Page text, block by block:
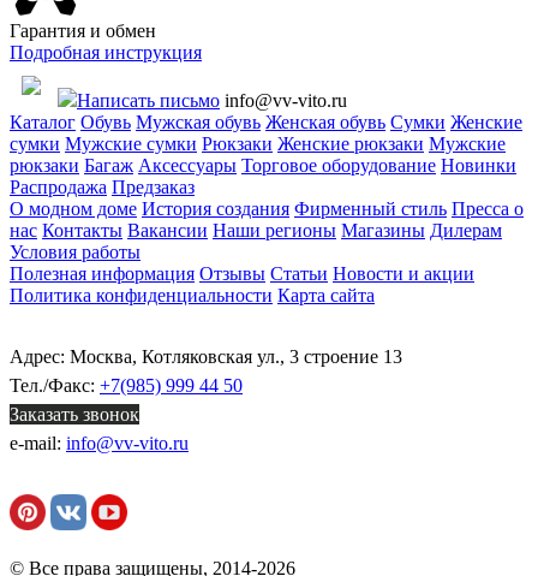
Гарантия и обмен
Подробная инструкция
Написать письмо info@vv-vito.ru
Каталог Обувь Мужская обувь Женская обувь Сумки Женские
сумки Мужские сумки Рюкзаки Женские рюкзаки Мужские
рюкзаки Багаж Аксессуары Торговое оборудование Новинки
Распродажа Предзаказ
О модном доме История создания Фирменный стиль Пресса о
нас Контакты Вакансии Наши регионы Магазины Дилерам
Условия работы
Полезная информация Отзывы Статьи Новости и акции
Политика конфиденциальности Карта сайта
Адрес: Москва, Котляковская ул., 3 строение 13
Тел./Факс: +7(985) 999 44 50
Заказать звонок
e-mail: info@vv-vito.ru
© Все права защищены, 2014-2026